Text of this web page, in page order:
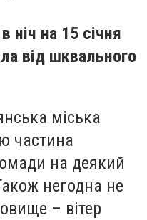
ніч на 15 січня
від шквального
міська
частина
на деякий
негодна не
– вітер